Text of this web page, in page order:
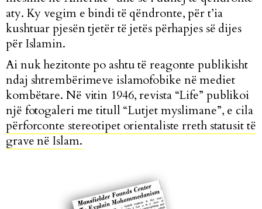
aty. Ky vegim e bindi të qëndronte, për t’ia
kushtuar pjesën tjetër të jetës përhapjes së dijes
për Islamin.
Ai nuk hezitonte po ashtu të reagonte publikisht
ndaj shtrembërimeve islamofobike në mediet
kombëtare. Në vitin 1946, revista “Life” publikoi
një fotogaleri me titull “Lutjet myslimane”, e cila
përforconte stereotipet orientaliste rreth statusit të
grave në Islam.